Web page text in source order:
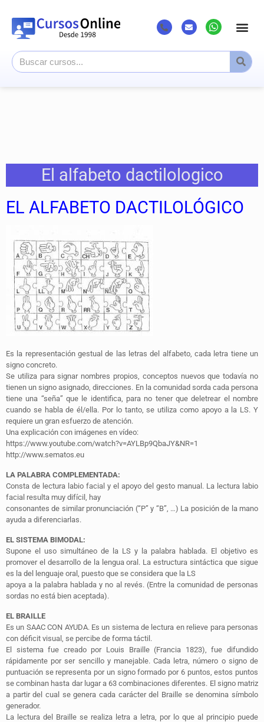
El alfabeto dactilologico
EL ALFABETO DACTILOLÓGICO
Es la representación gestual de las letras del alfabeto, cada letra tiene un
signo concreto.
Se utiliza para signar nombres propios, conceptos nuevos que todavía no
tienen un signo asignado, direcciones. En la comunidad sorda cada persona
tiene una “seña” que le identifica, para no tener que deletrear el nombre
cuando se habla de él/ella. Por lo tanto, se utiliza como apoyo a la LS. Y
requiere un gran esfuerzo de atención.
Una explicación con imágenes en vídeo:
https://www.youtube.com/watch?v=AYLBp9QbaJY&NR=1
http://www.sematos.eu
LA PALABRA COMPLEMENTADA:
Consta de lectura labio facial y el apoyo del gesto manual. La lectura labio
facial resulta muy difícil, hay
consonantes de similar pronunciación (“P” y “B”, …) La posición de la mano
ayuda a diferenciarlas.
EL SISTEMA BIMODAL:
Supone el uso simultáneo de la LS y la palabra hablada. El objetivo es
promover el desarrollo de la lengua oral. La estructura sintáctica que sigue
es la del lenguaje oral, puesto que se considera que la LS
apoya a la palabra hablada y no al revés. (Entre la comunidad de personas
sordas no está bien aceptada).
EL BRAILLE
Es un SAACCON AYUDA. Es un sistema de lectura en relieve para personas
con déficit visual , se percibe de forma táctil.
El sistema fue creado por Louis Braille (Francia 1823), fue difundido
rápidamente por ser sencillo y manejable. Cada letra, número o signo de
puntuación se representa por un signo formado por 6 puntos, estos puntos
se combinan hasta dar lugar a 63 combinaciones diferentes. El signo matriz
a partir del cual se genera cada carácter del Braille se denomina símbolo
generador.
La lectura del Braille se realiza letra a letra, por lo que al principio puede